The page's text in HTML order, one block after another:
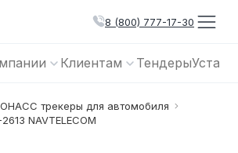
8 (800) 777-17-30
Клиентам Тендеры
трекеры для автомобиля
NAVTELECOM